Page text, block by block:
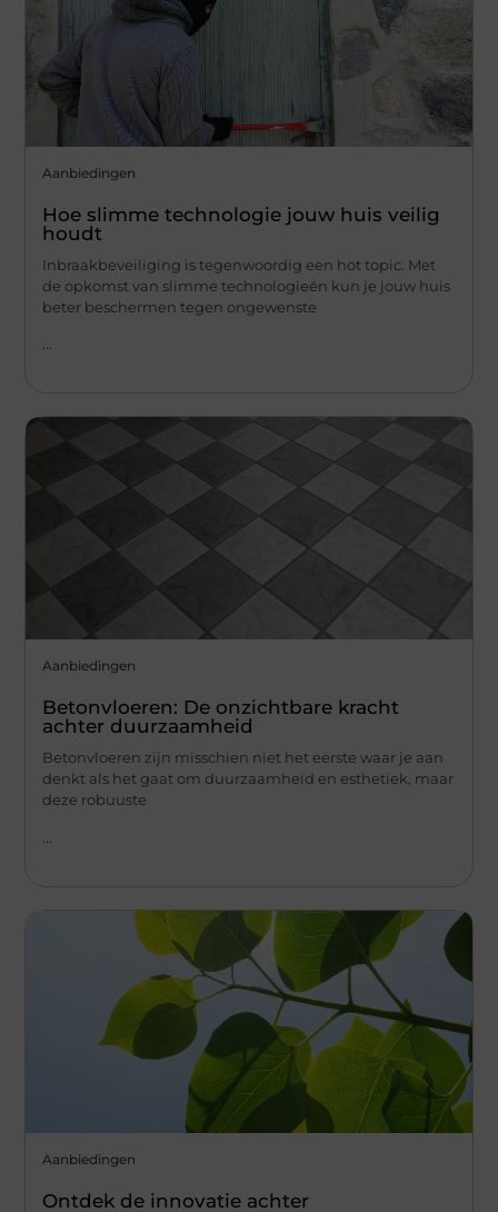
Aanbiedingen
Hoe slimme technologie jouw huis veilig
houdt
Inbraakbeveiliging is tegenwoordig een hot topic. Met
de opkomst van slimme technologieën kun je jouw huis
beter beschermen tegen ongewenste
...
Aanbiedingen
Betonvloeren: De onzichtbare kracht
achter duurzaamheid
Betonvloeren zijn misschien niet het eerste waar je aan
denkt als het gaat om duurzaamheid en esthetiek, maar
deze robuuste
Aanbiedingen
Ontdek de innovatie achter